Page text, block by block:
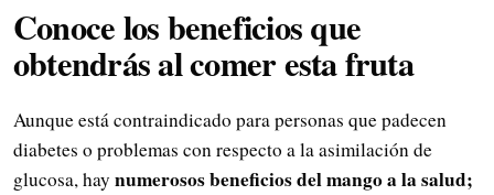
Conoce los beneficios que
obtendrás al comer esta fruta
Aunque está contraindicado para personas que padecen
diabetes o problemas con respecto a la asimilación de
glucosa, hay numerosos beneficios del mango a la salud;